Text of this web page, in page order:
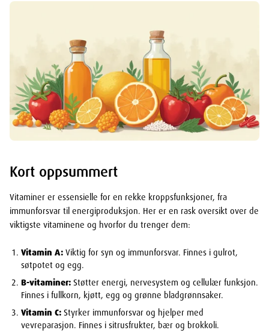
Kort oppsummert
Vitaminer er essensielle for en rekke kroppsfunksjoner, fra
immunforsvar til energiproduksjon. Her er en rask oversikt over de
viktigste vitaminene og hvorfor du trenger dem:
Vitamin A: Viktig for syn og immunforsvar. Finnes i gulrot,
søtpotet og egg.
B-vitaminer: Støtter energi, nervesystem og cellulær funksjon.
Finnes i fullkorn, kjøtt, egg og grønne bladgrønnsaker.
Vitamin C: Styrker immunforsvar og hjelper med
vevreparasjon. Finnes i sitrusfrukter, bær og brokkoli.